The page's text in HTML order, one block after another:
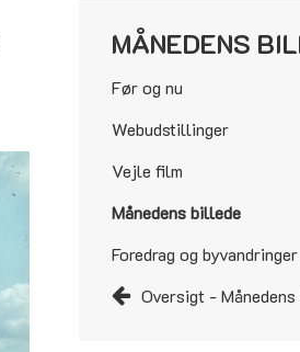
MÅNEDENS
Før og nu
Webudstillinger
Vejle film
Månedens billede
Foredrag og byvandringer
Oversigt -